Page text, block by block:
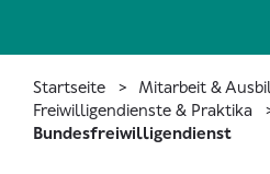
Startseite
Mitarbeit &
Freiwilligendienste & Praktika
Bundesfreiwilligendienst